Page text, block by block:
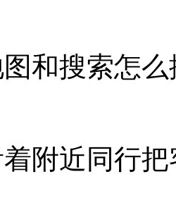
和搜索怎
附近同行